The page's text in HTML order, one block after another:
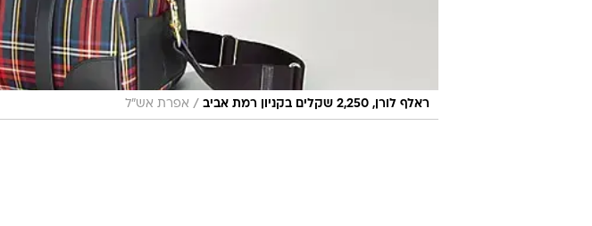
ראלף לורן, 2,250 שקלים בקניון רמת אביב / אפרת אש"ל